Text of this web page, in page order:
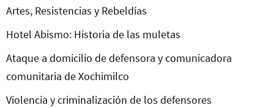
Artes, Resistencias y Rebeldías
Hotel Abismo: Historia de las muletas
Ataque a domicilio de defensora y comunicadora
comunitaria de Xochimilco
Violencia y criminalización de los defensores